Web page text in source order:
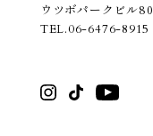
ウツボパークビル
TEL.06-6476-8915